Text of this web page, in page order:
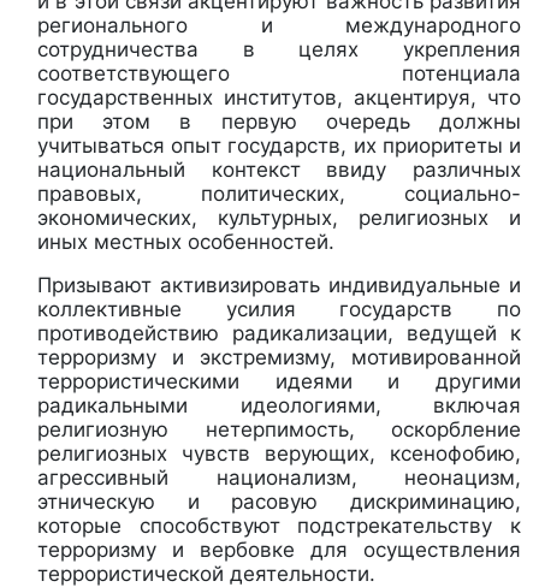
регионального и международного
сотрудничества в целях укрепления
соответствующего потенциала
государственных институтов, акцентируя, что
при этом в первую очередь должны
учитываться опыт государств, их приоритеты и
национальный контекст ввиду различных
правовых, политических, социально-
экономических, культурных, религиозных и
иных местных особенностей.
Призывают активизировать индивидуальные и
коллективные усилия государств по
противодействию радикализации, ведущей к
терроризму и экстремизму, мотивированной
террористическими идеями и другими
радикальными идеологиями, включая
религиозную нетерпимость, оскорбление
религиозных чувств верующих, ксенофобию,
агрессивный национализм, неонацизм,
этническую и расовую дискриминацию,
которые способствуют подстрекательству к
терроризму и вербовке для осуществления
террористической деятельности.